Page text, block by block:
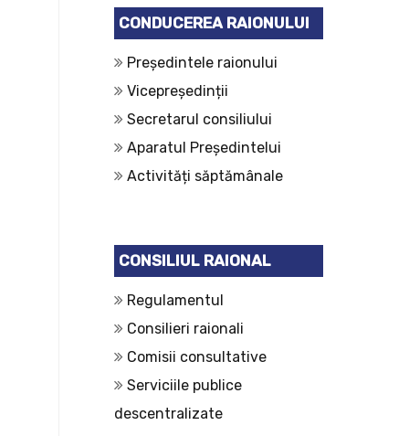
CONDUCEREA RAIONULUI
Președintele raionului
Vicepreședinții
Secretarul consiliului
Aparatul Președintelui
Activități săptămânale
CONSILIUL RAIONAL
Regulamentul
Consilieri raionali
Comisii consultative
Serviciile publice
descentralizate